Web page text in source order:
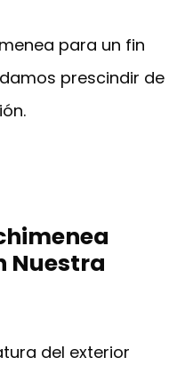
para un fin
prescindir de
Nuestra
del exterior